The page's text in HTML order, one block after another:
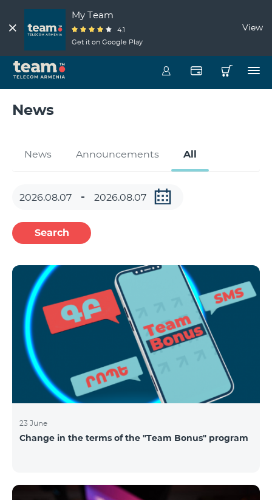
My Team
4.1
Get it on Google Play
View
News
News Announcements All
Search
23 June
Change in the terms of the "Team Bonus" program